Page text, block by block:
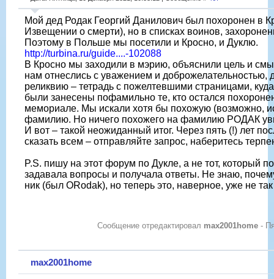
Мой дед Родак Георгий Данилович был похоронен в
Извещении о смерти), но в списках воинов,
Поэтому в Польше мы посетили и Кросно, и Дуклю.
http://turbina.ru/guide....-102088
В Кросно мы заходили в мэрию, объяснили цель и
нам отнеслись с уважением и доброжелательностью,
реликвию – тетрадь с пожелтевшими страницами,
были занесены пофамильно те, кто остался
мемориале. Мы искали хотя бы похожую (возможно,
фамилию. Но ничего похожего на фамилию РОДАК
И вот – такой неожиданный итог. Через пять (!) лет
сказать всем – отправляйте запрос, наберитесь
P.S. пишу на этот форум по Дукле, а не тот, который
задавала вопросы и получала ответы. Не знаю,
ник (был ORodak), но теперь это, наверное, уже не
Сообщение отредактировал max2001home -
max2001home